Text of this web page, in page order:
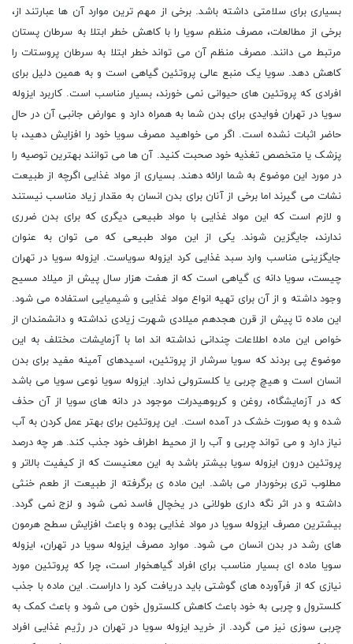
بسیاری برای سلامتی داشته باشد. برخی از مهم ترین موارد آن ها عبارتند از،
برخی از مطالعات، مصرف منظم سویا را با کاهش خطر ابتلا به سرطان پستان
مرتبط می دانند. مصرف منظم آن می تواند خطر ابتلا به سرطان پروستات را
کاهش دهد. سویا یک منبع عالی پروتئین گیاهی است و به همین دلیل برای
افرادی که پروتئین های حیوانی نمی خورند، بسیار مناسب است. کاربرد ایزوله
سویا در تهران فوایدی برای بدن شما به همراه دارد و عوارض جانبی آن در حال
حاضر اثبات نشده است. اگر می خواهید مصرف سویا خود را افزایش دهید، با
پزشک یا متخصص تغذیه خود صحبت کنید. آن ها می توانند بهترین توصیه را
در مورد این موضوع به شما ارائه دهند. بسیاری از مواد غذایی اگرچه از طبیعت
نشات می گیرند اما برخی از آنان برای بدن انسان به مقدار زیاد مناسب نیستند
و لازم است که این مواد غذایی با مواد طبیعی دیگری که برای بدن ضرری
ندارند، جایگزین شوند. یکی از این مواد طبیعی که می توان به عنوان
جایگزینی مناسب وارد سبد غذایی کرد ایزوله سویاست. ایزوله سویا در تهران
چیست، سویا دانه ی گیاهی است که از هفت هزار سال پیش از میلاد مسیح
وجود داشته و از آن برای تهیه انواع مواد غذایی و شیمیایی استفاده می شود.
این ماده تا پیش از قرن هجدهم میلادی شهرت زیادی نداشته و دانشمندان از
خواص این ماده اطلاعات چندانی نداشته اند اما با آزمایشات مختلف به این
موضوع پی بردند که سویا سرشار از پروتئین، اسیدهای آمینه مفید برای بدن
انسان است و هیچ چربی یا کلسترولی ندارد. ایزوله سویا نوعی سویا می باشد
که در آزمایشگاه، روغن و کربوهیدرات موجود در دانه های سویا از آن حذف
شده و به صورت خشک در آمده است. این پروتئین برای بهتر عمل کردن به آب
نیاز دارد و می تواند چربی و آب را از محیط اطراف خود جذب کند. هر چه درصد
پروتئین درون ایزوله سویا بیشتر باشد به این معنیست که از کیفیت بالاتر و
مطلوب تری برخوردار می باشد. این ماده ی برگرفته از طبیعت از طعم خنثی
داشته و در اثر نگه داری طولانی در یخچال فاسد نمی شود و لزج نمی گردد.
بیشترین مصرف ایزوله سویا در مواد غذایی بوده و باعث افزایش سطح هرمون
های رشد در بدن انسان می شود. موارد مصرف ایزوله سویا در تهران، ایزوله
سویا ماده ای بسیار مناسب برای افراد گیاهخوار است، چرا که پروتئین مورد
نیازی که از فرآورده های گوشتی باید دریافت کرد را داراست. این ماده با جذب
کلسترول و چربی به خود باعث کاهش کلسترول خون می شود و باعث کمک به
چربی سوزی نیز می گردد. از خرید ایزوله سویا در تهران در رژیم غذایی افراد